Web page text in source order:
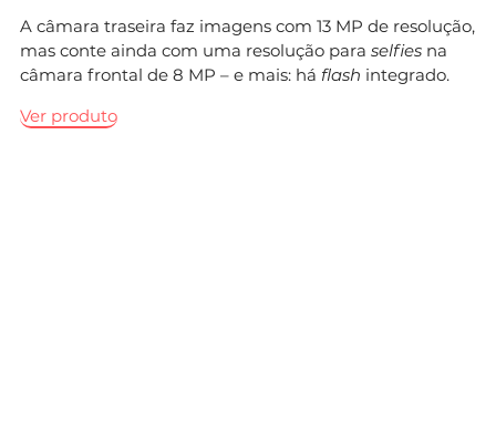
A câmara traseira faz imagens com 13 MP de resolução,
mas conte ainda com uma resolução para selfies na
câmara frontal de 8 MP – e mais: há flash integrado.
Ver produto